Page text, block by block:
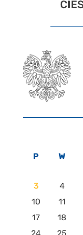
P W
3
4
10
11
17
18